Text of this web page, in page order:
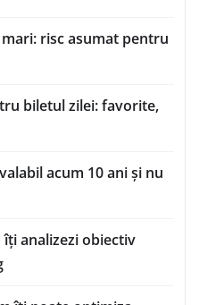
risc asumat pentru
biletul zilei: favorite,
acum 10 ani și nu
analizezi obiectiv